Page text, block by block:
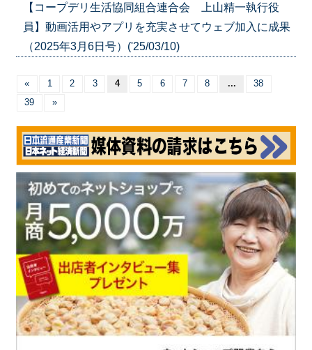
【コープデリ生活協同組合連合会 上山精一執行役
員】動画活用やアプリを充実させてウェブ加入に成果
（2025年3月6日号）('25/03/10)
« 1 2 3 4 5 6 7 8 ...
38
39
»